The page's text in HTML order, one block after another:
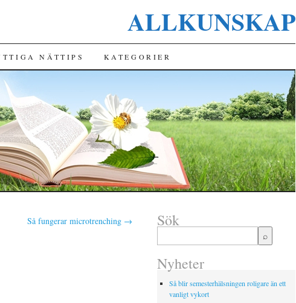
ALLKUNSKAP
NÄTTIPS KATEGORIER
Så fungerar microtrenching → Sök
Nyheter
Så blir semesterhälsningen roligare än ett
vanligt vykort